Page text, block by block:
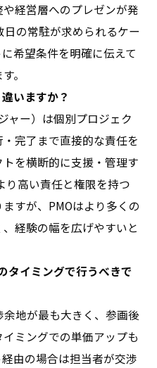
経営層へのプレゼンが発
の常駐が求められるケー
希望条件を明確に伝えて
。
いますか？
ャー）は個別プロジェク
完了まで直接的な責任を
を横断的に支援・管理す
り高い責任と権限を持つ
すが、PMOはより多くの
経験の幅を広げやすいと
タイミングで行うべきで
地が最も大きく、参画後
ミングでの単価アップも
由の場合は担当者が交渉